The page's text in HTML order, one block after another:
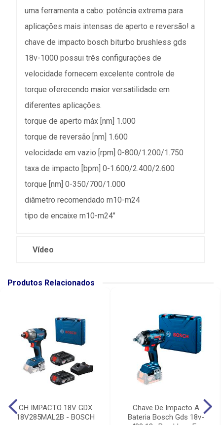
uma ferramenta a cabo: potência extrema para
aplicações mais intensas de aperto e reversão! a
chave de impacto bosch biturbo brushless gds
18v-1000 possui três configurações de
velocidade fornecem excelente controle de
torque oferecendo maior versatilidade em
diferentes aplicações.
torque de aperto máx [nm] 1.000
torque de reversão [nm] 1.600
velocidade em vazio [rpm] 0-800/1.200/1.750
taxa de impacto [bpm] 0-1.600/2.400/2.600
torque [nm] 0-350/700/1.000
diâmetro recomendado m10-m24
tipo de encaixe m10-m24"
Vídeo
Produtos Relacionados
CH IMPACTO 18V GDX
18V285MAL2B - BOSCH
Chave De Impacto A
Bateria Bosch Gds 18v-